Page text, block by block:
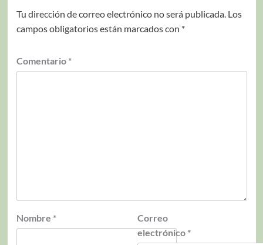
Tu dirección de correo electrónico no será publicada. Los
campos obligatorios están marcados con *
Comentario *
Nombre *
Correo
electrónico *